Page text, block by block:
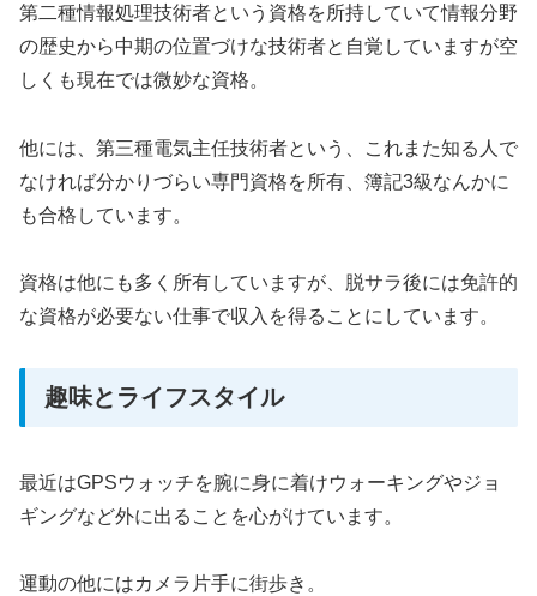
第二種情報処理技術者という資格を所持していて情報分野
の歴史から中期の位置づけな技術者と自覚していますが空
しくも現在では微妙な資格。
他には、第三種電気主任技術者という、これまた知る人で
なければ分かりづらい専門資格を所有、簿記3級なんかに
も合格しています。
資格は他にも多く所有していますが、脱サラ後には免許的
な資格が必要ない仕事で収入を得ることにしています。
趣味とライフスタイル
最近はGPSウォッチを腕に身に着けウォーキングやジョ
ギングなど外に出ることを心がけています。
運動の他にはカメラ片手に街歩き。